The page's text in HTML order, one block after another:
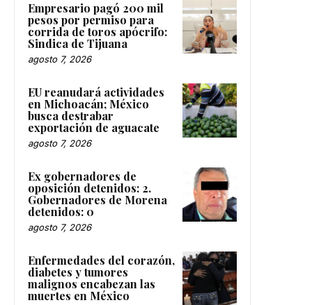
Empresario pagó 200 mil
pesos por permiso para
corrida de toros apócrifo:
Sindica de Tijuana
agosto 7, 2026
EU reanudará actividades
en Michoacán; México
busca destrabar
exportación de aguacate
agosto 7, 2026
Ex gobernadores de
oposición detenidos: 2.
Gobernadores de Morena
detenidos: 0
agosto 7, 2026
Enfermedades del corazón,
diabetes y tumores
malignos encabezan las
muertes en México